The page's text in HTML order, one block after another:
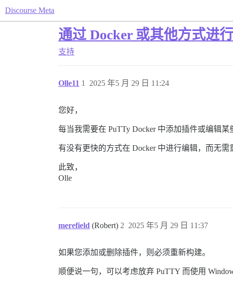
Discourse Meta
通过 Docker 或其他方式进
支持
Olle11 2025 年5 月 29 日 11:24
1
您好，
每当我需要在 PuTTy Docker 中添加插件或编辑某
有没有更快的方式在 Docker 中进行编辑，而无需
此致，
Olle
merefield (Robert) 2025 年5 月 29 日 11:37
2
如果您添加或删除插件，则必须重新构建。
顺便说一句，可以考虑放弃 PuTTY 而使用